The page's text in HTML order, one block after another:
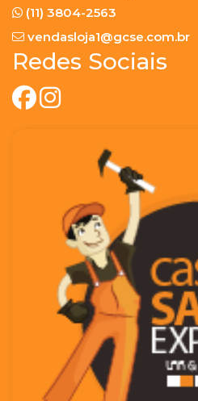
(11) 3804-2563
vendasloja1@gcse.com.br
Redes Sociais